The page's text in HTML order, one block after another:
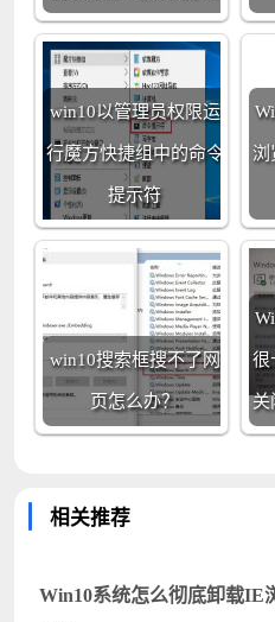
win10以管理员权限运
行魔方快捷组中的命令
提示符
浏
win10搜索框搜不了网
页怎么办？
很
关
相关推荐
Win10系统怎么彻底卸载IE